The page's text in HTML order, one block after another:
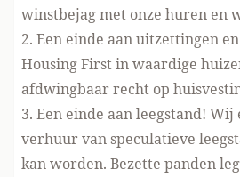
winstbejag met onze huren en
2. Een einde aan uitzettingen
Housing First in waardige
afdwingbaar recht op
3. Een einde aan leegstand! Wij
verhuur van speculatieve
kan worden. Bezette panden